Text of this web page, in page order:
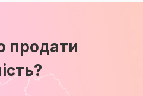
продати